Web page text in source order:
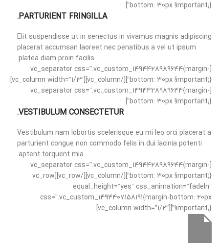
bottom: 30px !important;}”]
PARTURIENT FRINGILLA.
Elit suspendisse ut in senectus in vivamus magnis adipiscing
placerat accumsan laoreet nec penatibus a vel ut ipsum
platea diam proin facilis.
[vc_separator css=”.vc_custom_1494428989644{margin-
bottom: 30px !important;}”][/vc_column][vc_column width=”1/3″]
[vc_separator css=”.vc_custom_1494428989644{margin-
bottom: 30px !important;}”]
VESTIBULUM CONSECTETUR.
Vestibulum nam lobortis scelerisque eu mi leo orci placerat a
parturient congue non commodo felis in dui lacinia potenti
aptent torquent mia.
[vc_separator css=”.vc_custom_1494428989644{margin-
bottom: 30px !important;}”][/vc_column][/vc_row][vc_row
equal_height=”yes” css_animation=”fadeIn”
css=”.vc_custom_1494407158191{margin-bottom: 20px
!important;}”][vc_column width=”1/2″]